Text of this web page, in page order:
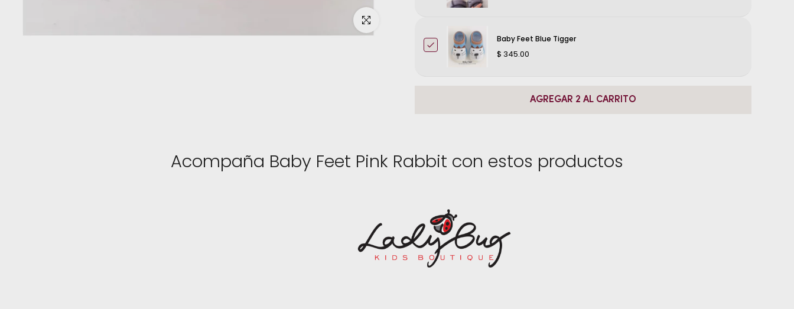
Haz clic para ampliar
Referencia 22 = 13.5 cm.
Referencia 24 = 14.5 cm.
Referencia 26 = 15.5 cm.
Baby Feet Blue Tigger
$ 345.00
AGREGAR 2 AL CARRITO
Acompaña Baby Feet Pink Rabbit con estos productos